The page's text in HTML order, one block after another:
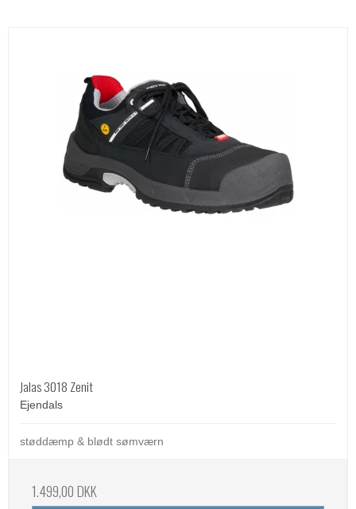
Jalas 3018 Zenit
Ejendals
støddæmp & blødt sømværn
1.499,00 DKK